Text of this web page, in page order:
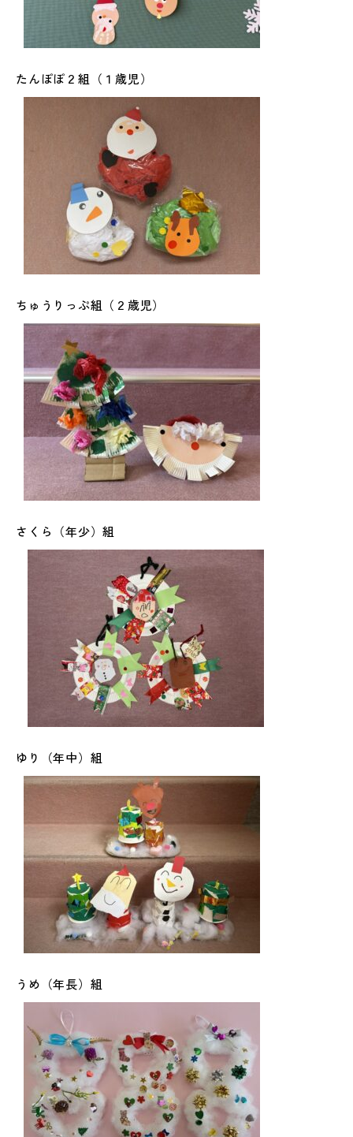
たんぽぽ２組（１歳児）
ちゅうりっぷ組（２歳児）
さくら（年少）組
ゆり（年中）組
うめ（年長）組